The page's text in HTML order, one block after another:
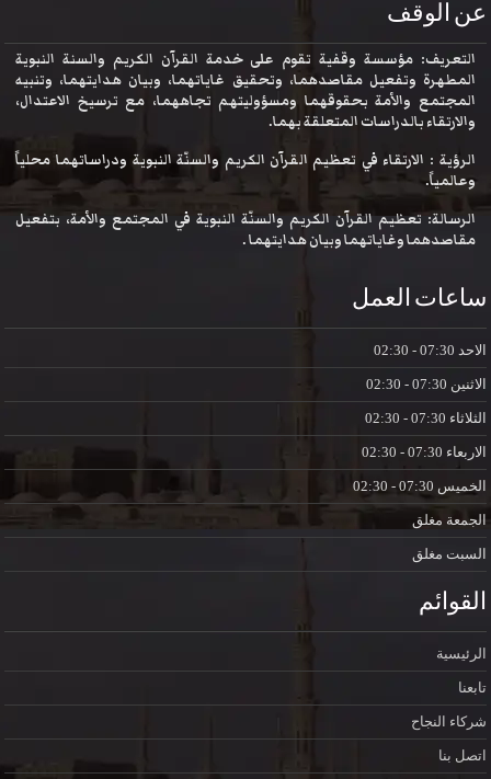
عن الوقف
التعريف: مؤسسة وقفية تقوم على خدمة القرآن الكريم والسنة النبوية
المطهرة وتفعيل مقاصدهما، وتحقيق غاياتهما، وبيان هدايتهما، وتنبيه
المجتمع والأمة بحقوقهما ومسؤوليتهم تجاههما، مع ترسيخ الاعتدال،
والارتقاء بالدراسات المتعلقة بهما.
الرؤية : الارتقاء في تعظيم القرآن الكريم والسنّة النبوية ودراساتهما محلياً
وعالمياً.
الرسالة: تعظيم القرآن الكريم والسنّة النبوية في المجتمع والأمة، بتفعيل
مقاصدهما وغاياتهما وبيان هدايتهما .
ساعات العمل
الاحد
الاثنين
الثلاثاء
الاربعاء
الخميس
الجمعة مغلق
السبت مغلق
القوائم
الرئيسية
تابعنا
شركاء النجاح
اتصل بنا